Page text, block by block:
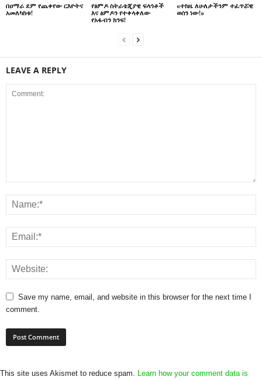
በዐማራ ደም የጨቀየው ርእዮትና
አመለካከቱ!
የፅምዶ ስትራቴጂያዊ ፍላጎቶች
እና ፅምዶን የተቀላቀለው
የአፋብን ክንፍ!
«ተከዜ ለሁለታችንም ተፈጥሯዊ
ወሰን ነው!»
LEAVE A REPLY
Save my name, email, and website in this browser for the next time I
comment.
This site uses Akismet to reduce spam. Learn how your comment data is